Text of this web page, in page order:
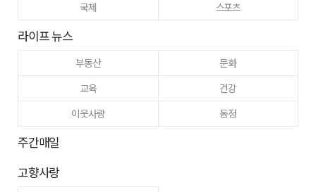
국제
스포츠
라이프 뉴스
부동산
문화
교육
건강
이웃사랑
동정
주간매일
고향사랑